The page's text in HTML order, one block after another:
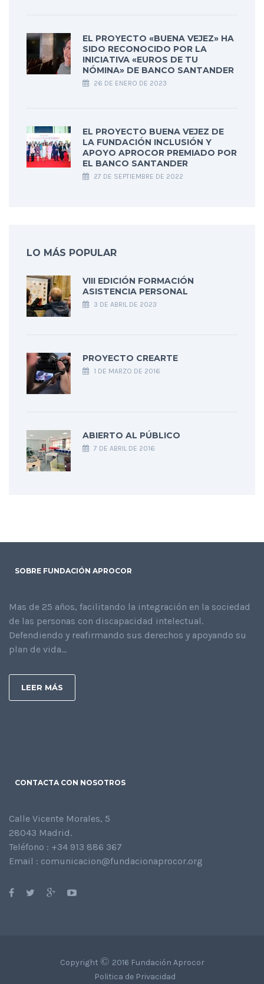
EL PROYECTO «BUENA VEJEZ» HA
SIDO RECONOCIDO POR LA
INICIATIVA «EUROS DE TU
NÓMINA» DE BANCO SANTANDER
26 DE ENERO DE 2023
EL PROYECTO BUENA VEJEZ DE
LA FUNDACIÓN INCLUSIÓN Y
APOYO APROCOR PREMIADO POR
EL BANCO SANTANDER
27 DE SEPTIEMBRE DE 2022
LO MÁS POPULAR
VIII EDICIÓN FORMACIÓN
ASISTENCIA PERSONAL
3 DE ABRIL DE 2023
PROYECTO CREARTE
1 DE MARZO DE 2016
ABIERTO AL PÚBLICO
7 DE ABRIL DE 2016
SOBRE FUNDACIÓN APROCOR
Mas de 25 años, facilitando la integración en la sociedad
de las personas con discapacidad intelectual.
Defendiendo y reafirmando sus derechos y apoyando su
plan de vida...
LEER MÁS
CONTACTA CON NOSOTROS
Calle Vicente Morales, 5
28043 Madrid.
Teléfono : +34 913 886 367
Email : comunicacion@fundacionaprocor.org
Copyright © 2016 Fundación Aprocor
Politica de Privacidad